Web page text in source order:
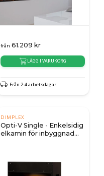
från 61.209 kr
LÄGG I VARUKORG
Från 2-4 arbetsdagar
DIMPLEX
Opti-V Single - Enkelsidig
elkamin för inbyggnad